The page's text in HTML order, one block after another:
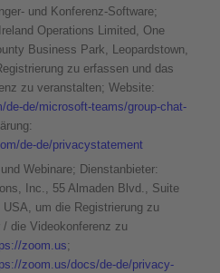
und Konferenz-Software;
Operations Limited, One
Business Park, Leopardstown,
zu erfassen und das
zu veranstalten; Website:
de-de/microsoft-teams/group-chat-
de-de/privacystatement
Webinare; Dienstanbieter:
Inc., 55 Almaden Blvd., Suite
um die Registrierung zu
die Videokonferenz zu
zoom.us;
zoom.us/docs/de-de/privacy-